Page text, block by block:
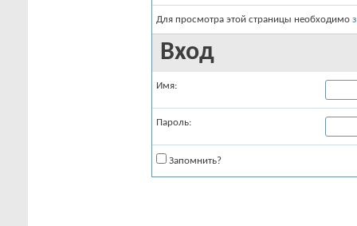
Для просмотра этой страницы необходимо
Вход
Имя:
Пароль:
Запомнить?